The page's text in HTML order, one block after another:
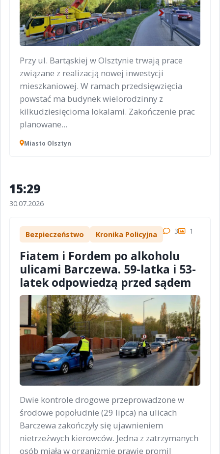
Przy ul. Bartąskiej w Olsztynie trwają prace
związane z realizacją nowej inwestycji
mieszkaniowej. W ramach przedsięwzięcia
powstać ma budynek wielorodzinny z
kilkudziesięcioma lokalami. Zakończenie prac
planowane...
Miasto Olsztyn
15:29
30.07.2026
Bezpieczeństwo Kronika Policyjna 3 1
Fiatem i Fordem po alkoholu
ulicami Barczewa. 59-latka i 53-
latek odpowiedzą przed sądem
Dwie kontrole drogowe przeprowadzone w
środowe popołudnie (29 lipca) na ulicach
Barczewa zakończyły się ujawnieniem
nietrzeźwych kierowców. Jedna z zatrzymanych
osób miała w organizmie prawie promil